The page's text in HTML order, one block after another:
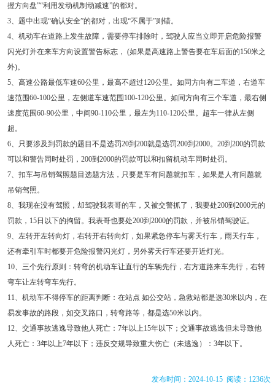
握方向盘”“利用发动机制动减速”的都对。
3、题中出现“确认安全”的都对，出现“不属于”则错。
4、机动车在道路上发生故障，需要停车排除时，驾驶人应当立即开启危险报警
闪光灯并在来车方向设置警告标志， (如果是高速路上警告要在车后面的150米之
外)。
5、高速公路最低车速60公里，最高不超过120公里。如同方向有二车道，右道车
速范围60-100公里，左侧道车速范围100-120公里。如同方向有三个车道，最右侧
速度范围60-90公里，中间90-110公里，最左为110-120公里。超车一律从左侧
超。
6、只要涉及到罚款的题目不是选罚20到200就是选罚200到2000。20到200的罚款
可以和警告同时处罚，200到2000的罚款可以和扣留机动车同时处罚。
7、扣车与吊销驾照题目选题方法，只要是车有问题就扣车，如果是人有问题就
吊销驾照。
8、我现在没有驾照，却驾驶我表哥的车，又被交警抓了，我要处200到2000元的
罚款，15日以下的拘留。我表哥也要处200到2000的罚款，并被吊销驾驶证。
9、左转开左转向灯，右转开右转向灯，如果紧急停车与雾天行车，雨天行车，
还有牵引车时都要开危险报警闪光灯，另外雾天行车还要开近灯光。
10、三个先行原则：转弯的机动车让直行的车辆先行，右方道路来车先行，右转
弯车让左转弯车先行。
11、机动车不得停车的距离判断：在站点 如公交站，急救站都是选30米以内，在
易发事故的路段，如交叉路口，转弯路等，都是选50米以内。
12、交通事故逃逸导致他人死亡：7年以上15年以下；交通事故逃逸但未导致他
人死亡：3年以上7年以下；违反交规导致重大伤亡（未逃逸）：3年以下。
发布时间：2024-10-15 阅读：1236次